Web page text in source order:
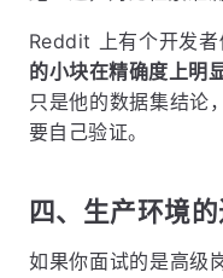
Reddit 上有个开发者
的小块在精确度上
只是他的数据集结论
要自己验证。
四、生产环境
如果你面试的是高级